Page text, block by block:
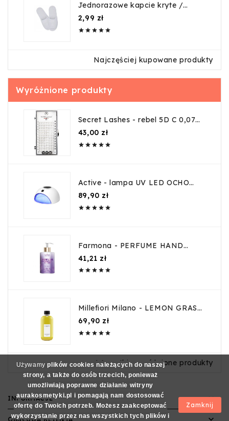
Jednorazowe kapcie kryte /
guma
2,99 zł
    
Najczęściej kupowane produkty
Wyróżnione produkty
Secret Lashes - rebel 5D C 0,07
12mm
43,00 złCena
    
Active - lampa UV LED OCHO
NAILS 8 Biała 84W
89,90 złCena
    
Farmona - PERFUME HAND
&BODY CREAM Glamour
Perfumowany krem do rąk i ciała
300ml
41,21 złCena
    
Millefiori Milano - LEMON GRASS
uzupełniacz do pałeczek 250ml
69,90 złCena
    
Wszystkie wyróżnione produkty
Używamy plików cookies należących do naszej
strony, a także do osób trzecich, ponieważ
umożliwiają poprawne działanie witryny
aurakosmetyki.pl i pomagają nam dostosować
ofertę do Twoich potrzeb. Możesz zaakceptować
wykorzystanie przez nas wszystkich tych plików i
Zamknij
INFORMACJE 
OBSŁUGA KLIENTA